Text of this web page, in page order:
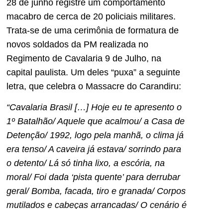
28 de junho registre um comportamento
macabro de cerca de 20 policiais militares.
Trata-se de uma cerimônia de formatura de
novos soldados da PM realizada no
Regimento de Cavalaria 9 de Julho, na
capital paulista. Um deles “puxa” a seguinte
letra, que celebra o Massacre do Carandiru:
“Cavalaria Brasil […] Hoje eu te apresento o
1º Batalhão/ Aquele que acalmou/ a Casa de
Detenção/ 1992, logo pela manhã, o clima já
era tenso/ A caveira já estava/ sorrindo para
o detento/ Lá só tinha lixo, a escória, na
moral/ Foi dada ‘pista quente’ para derrubar
geral/ Bomba, facada, tiro e granada/ Corpos
mutilados e cabeças arrancadas/ O cenário é